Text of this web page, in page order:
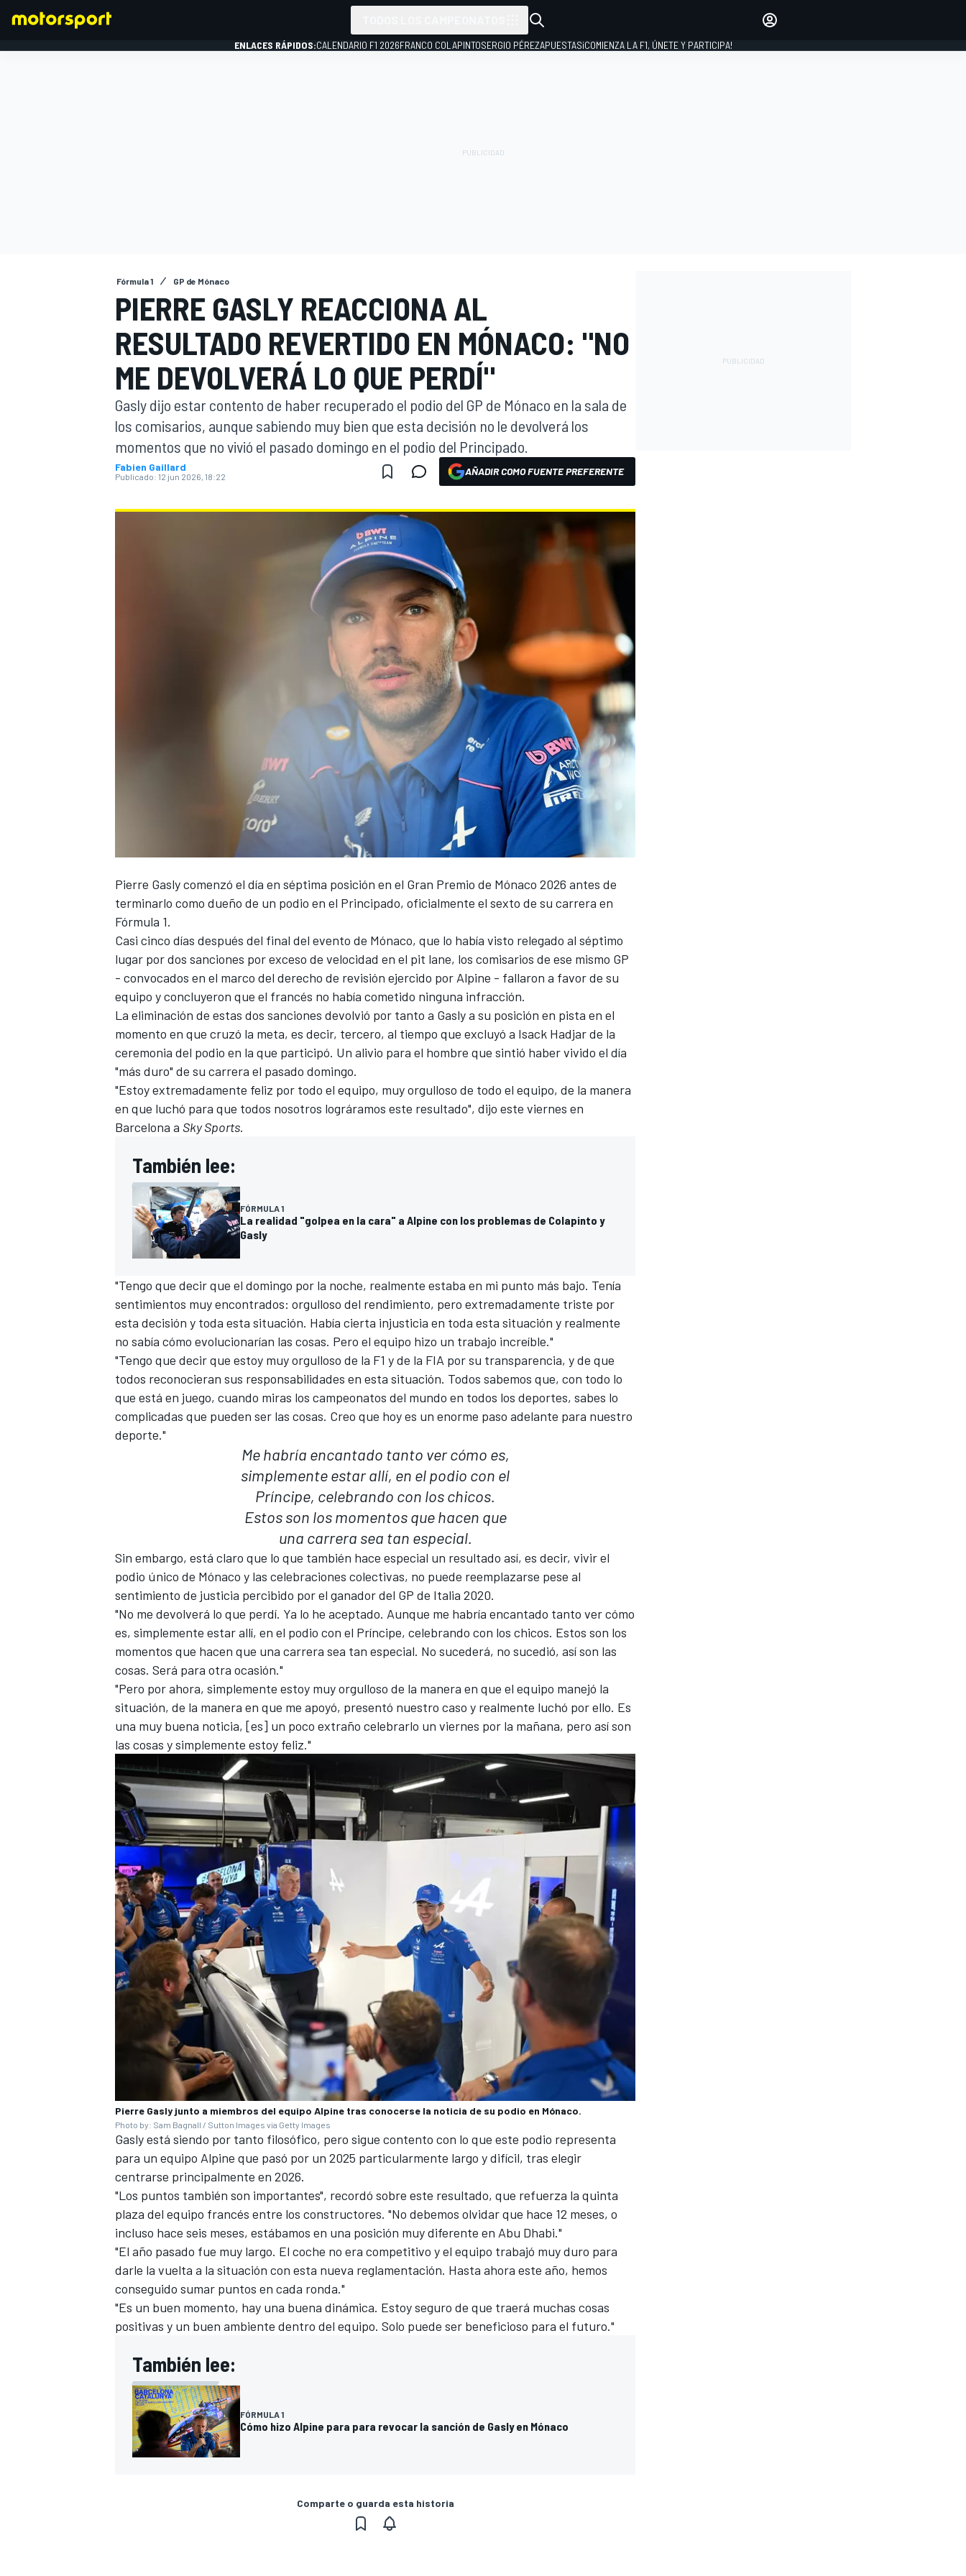
INDYCAR
FÓRMULA E
MÁS CATEGORÍAS
INICIAR SESIÓN
ENLACES RÁPIDOS:CALENDARIO F1 2026FRANCO COLAPINTOSERGIO PÉREZAPUESTAS¡COMIENZA LA F1, ÚNETE Y PARTICIPA!
Fórmula 1 GP de Mónaco
PIERRE GASLY REACCIONA AL
RESULTADO REVERTIDO EN MÓNACO: "NO
ME DEVOLVERÁ LO QUE PERDÍ"
Gasly dijo estar contento de haber recuperado el podio del GP de Mónaco en la sala de
los comisarios, aunque sabiendo muy bien que esta decisión no le devolverá los
momentos que no vivió el pasado domingo en el podio del Principado.
Fabien Gaillard
Publicado: 12 jun 2026, 18:22 AÑADIR COMO FUENTE PREFERENTE
Pierre Gaslycomenzó el día en séptima posición en el Gran Premio de Mónaco 2026 antes de
terminarlo como dueño de un podio en el Principado, oficialmente el sexto de su carrera en
Fórmula 1.
Casi cinco días después del final del evento de Mónaco, que lo había visto relegado al séptimo
lugar por dos sanciones por exceso de velocidad en el pit lane, los comisarios de ese mismo GP
- convocados en el marco del derecho de revisión ejercido porAlpine - fallaron a favor de su
equipo y concluyeron que el francés no había cometido ninguna infracción.
La eliminación de estas dos sanciones devolvió por tanto a Gasly a su posición en pista en el
momento en que cruzó la meta, es decir, tercero, al tiempo que excluyó a Isack Hadjarde la
ceremonia del podio en la que participó. Un alivio para el hombre que sintió haber vivido el día
"más duro" de su carrera el pasado domingo.
"Estoy extremadamente feliz por todo el equipo, muy orgulloso de todo el equipo, de la manera
en que luchó para que todos nosotros lográramos este resultado", dijo este viernes en
Barcelona a Sky Sports.
También lee:
FÓRMULA 1
La realidad "golpea en la cara" a Alpine con los problemas de Colapinto y
Gasly
"Tengo que decir que el domingo por la noche, realmente estaba en mi punto más bajo. Tenía
sentimientos muy encontrados: orgulloso del rendimiento, pero extremadamente triste por
esta decisión y toda esta situación. Había cierta injusticia en toda esta situación y realmente
no sabía cómo evolucionarían las cosas. Pero el equipo hizo un trabajo increíble."
"Tengo que decir que estoy muy orgulloso de la F1 y de la FIA por su transparencia, y de que
todos reconocieran sus responsabilidades en esta situación. Todos sabemos que, con todo lo
que está en juego, cuando miras los campeonatos del mundo en todos los deportes, sabes lo
complicadas que pueden ser las cosas. Creo que hoy es un enorme paso adelante para nuestro
deporte."
Me habría encantado tanto ver cómo es,
simplemente estar allí, en el podio con el
Príncipe, celebrando con los chicos.
Estos son los momentos que hacen que
una carrera sea tan especial.
Sin embargo, está claro que lo que también hace especial un resultado así, es decir, vivir el
podio único de Mónaco y las celebraciones colectivas, no puede reemplazarse pese al
sentimiento de justicia percibido por el ganador del GP de Italia 2020.
"No me devolverá lo que perdí. Ya lo he aceptado. Aunque me habría encantado tanto ver cómo
es, simplemente estar allí, en el podio con el Príncipe, celebrando con los chicos. Estos son los
momentos que hacen que una carrera sea tan especial. No sucederá, no sucedió, así son las
cosas. Será para otra ocasión."
"Pero por ahora, simplemente estoy muy orgulloso de la manera en que el equipo manejó la
situación, de la manera en que me apoyó, presentó nuestro caso y realmente luchó por ello. Es
una muy buena noticia, [es] un poco extraño celebrarlo un viernes por la mañana, pero así son
las cosas y simplemente estoy feliz."
Pierre Gasly junto a miembros del equipo Alpine tras conocerse la noticia de su podio en Mónaco.
Photo by: Sam Bagnall / Sutton Images via Getty Images
Gasly está siendo por tanto filosófico, pero sigue contento con lo que este podio representa
para un equipo Alpine que pasó por un 2025 particularmente largo y difícil, tras elegir
centrarse principalmente en 2026.
"Los puntos también son importantes", recordó sobre este resultado, que refuerza la quinta
plaza del equipo francés entre los constructores. "No debemos olvidar que hace 12 meses, o
incluso hace seis meses, estábamos en una posición muy diferente en Abu Dhabi."
"El año pasado fue muy largo. El coche no era competitivo y el equipo trabajó muy duro para
darle la vuelta a la situación con esta nueva reglamentación. Hasta ahora este año, hemos
conseguido sumar puntos en cada ronda."
"Es un buen momento, hay una buena dinámica. Estoy seguro de que traerá muchas cosas
positivas y un buen ambiente dentro del equipo. Solo puede ser beneficioso para el futuro."
También lee:
FÓRMULA 1
Cómo hizo Alpine para para revocar la sanción de Gasly en Mónaco
Comparte o guarda esta historia